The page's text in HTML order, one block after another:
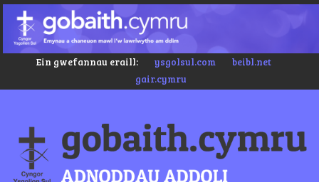
Ein gwefannau eraill: ysgolsul.com
beibl.net
gair.cymru